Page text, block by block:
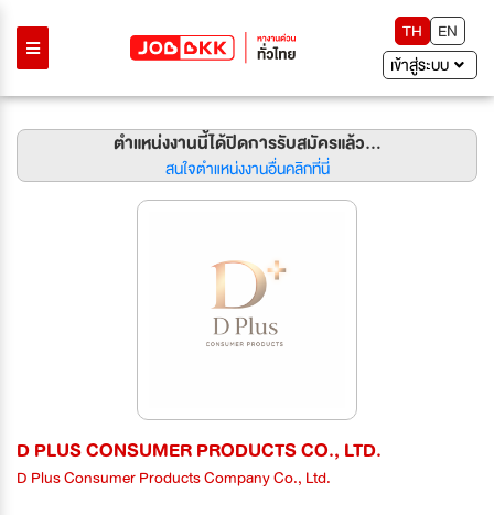
TH
EN
เข้าสู่ระบบ
ตำแหน่งงานนี้ได้ปิดการรับสมัครแล้ว...
สนใจตำแหน่งงานอื่นคลิกที่นี่
D PLUS CONSUMER PRODUCTS CO., LTD.
D Plus Consumer Products Company Co., Ltd.